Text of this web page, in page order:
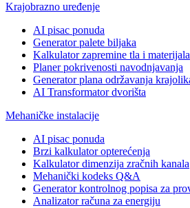
Krajobrazno uređenje
AI pisac ponuda
Generator palete biljaka
Kalkulator zapremine tla i materijala
Planer pokrivenosti navodnjavanja
Generator plana održavanja
AI Transformator dvorišta
Mehaničke instalacije
AI pisac ponuda
Brzi kalkulator opterećenja
Kalkulator dimenzija zračnih kanala
Mehanički kodeks Q&A
Generator kontrolnog popisa za
Analizator računa za energiju